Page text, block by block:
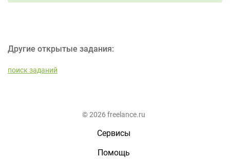
Другие открытые задания:
поиск заданий
© 2026 freelance.ru
Сервисы
Помощь